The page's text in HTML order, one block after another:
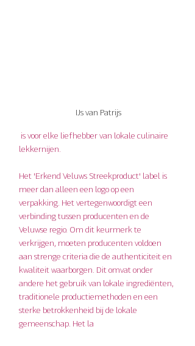
IJs van Patrijs
lekkernijen.
Het 'Erkend Veluws Streekproduct' label is
meer dan alleen een logo op een
verpakking. Het vertegenwoordigt een
verbinding tussen producenten en de
Veluwse regio. Om dit keurmerk te
verkrijgen, moeten producenten voldoen
aan strenge criteria die de authenticiteit en
kwaliteit waarborgen. Dit omvat onder
andere het gebruik van lokale ingrediënten,
traditionele productiemethoden en een
sterke betrokkenheid bij de lokale
gemeenschap. Het la